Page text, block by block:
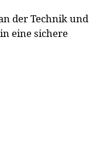
der Technik und
eine sichere